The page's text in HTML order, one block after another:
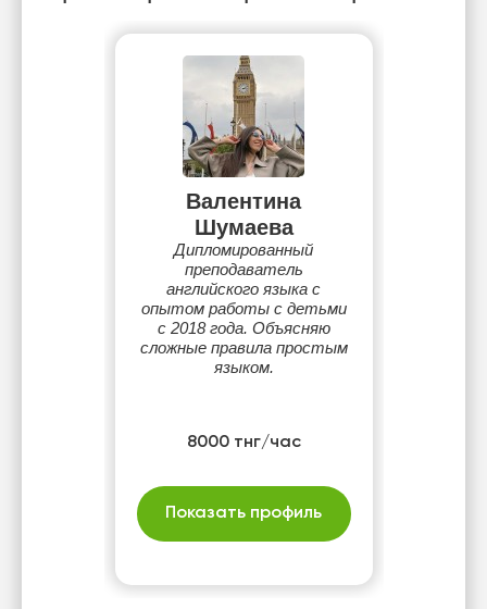
Валентина
Шумаева
Дипломированный
преподаватель
английского языка с
опытом работы с детьми
с 2018 года. Объясняю
сложные правила простым
языком.
8000 тнг/час
Показать профиль